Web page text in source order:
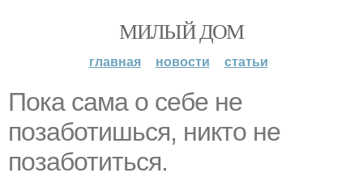
МИЛЫЙ ДОМ
главная новости статьи
Пока сама о себе не
позаботишься, никто не
позаботиться.